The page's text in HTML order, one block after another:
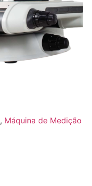
, Máquina de Medição